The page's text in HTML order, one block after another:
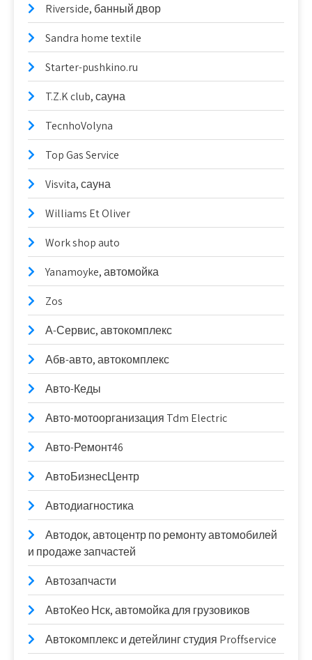
Riverside, банный двор
Sandra home textile
Starter-pushkino.ru
T.Z.K club, сауна
TecnhoVolyna
Top Gas Service
Visvita, сауна
Williams Et Oliver
Work shop auto
Yanamoyke, автомойка
Zos
А-Сервис, автокомплекс
Абв-авто, автокомплекс
Авто-Кеды
Авто-мотоорганизация Tdm Electric
Авто-Ремонт46
АвтоБизнесЦентр
Автодиагностика
Автодок, автоцентр по ремонту автомобилей
и продаже запчастей
Автозапчасти
АвтоКео Нск, автомойка для грузовиков
Автокомплекс и детейлинг студия Proffservice